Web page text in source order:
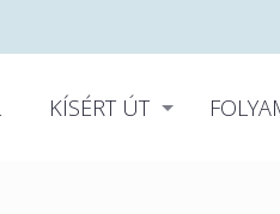
KÍSÉRT ÚT